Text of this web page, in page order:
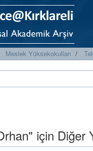
Meslek Yüksekokulları
için Diğer